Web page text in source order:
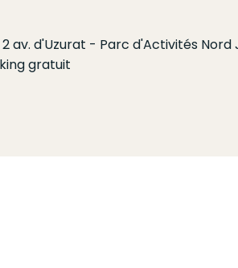
av. d'Uzurat - Parc d'Activités Nord
gratuit